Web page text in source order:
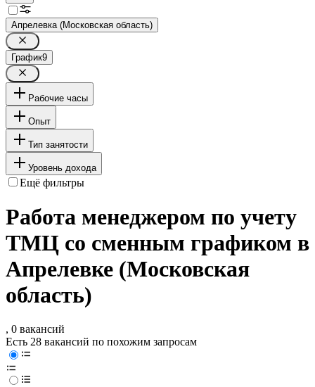
Апрелевка (Московская область)
График9
Рабочие часы
Опыт
Тип занятости
Уровень дохода
Ещё фильтры
Работа менеджером по учету
ТМЦ со сменным графиком в
Апрелевке (Московская
область)
, 0 вакансий
Есть 28 вакансий по похожим запросам